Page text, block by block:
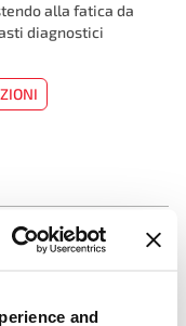
and
alla fatica da
diagnostici
Riproduttivi -